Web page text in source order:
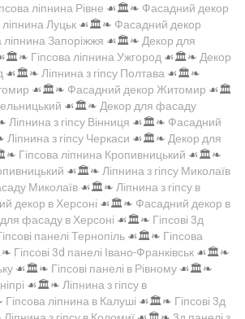
ліпнина Рівне ☙🏛️❧ Фасадний декор
ліпнина Луцьк ☙🏛️❧ Фасадний декор
ліпнина Запоріжжя ☙🏛️❧ Декор для
Гіпсова ліпнина Ужгород ☙🏛️❧ Декор
☙🏛️❧ Ліпнина з гіпсу Полтава ☙🏛️❧
☙🏛️❧ Фасадний декор Житомир ☙🏛️
☙🏛️❧ Декор для фасаду
Ліпнина з гіпсу Вінниця ☙🏛️❧ Фасадний
Ліпнина з гіпсу Черкаси ☙🏛️❧ Декор для
Гіпсова ліпнина Кропивницький ☙🏛️❧
☙🏛️❧ Ліпнина з гіпсу Миколаїв
Миколаїв ☙🏛️❧ Ліпнина з гіпсу в
декор в Херсоні ☙🏛️❧ Фасадний декор в
фасаду в Херсоні ☙🏛️❧ Гіпсові 3д
панелі Тернопіль ☙🏛️❧ Гіпсова
Гіпсові 3d панелі Івано-Франківськ ☙🏛️❧
☙🏛️❧ Гіпсові панелі в Рівному ☙🏛️❧
☙🏛️❧ Ліпнина з гіпсу в
Гіпсова ліпнина в Калуші ☙🏛️❧ Гіпсові 3д